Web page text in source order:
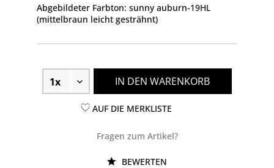
Abgebildeter Farbton: sunny auburn-19HL
(mittelbraun leicht gesträhnt)
IN DEN WARENKORB
AUF DIE MERKLISTE
Fragen zum Artikel?
BEWERTEN